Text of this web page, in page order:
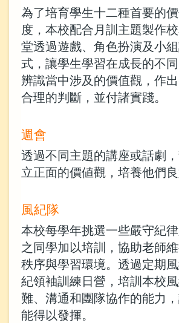
為了培育學生十二種首要的
度，本校配合月訓主題製作
堂透過遊戲、角色扮演及小
式，讓學生學習在成長的不
辨識當中涉及的價值觀，作
合理的判斷，並付諸實踐。
週會
透過不同主題的講座或話劇
立正面的價値觀，培養他們
風紀隊
本校每學年挑選一些嚴守紀
之同學加以培訓，協助老師
秩序與學習環境。透過定期
紀領袖訓練日營，培訓本校
難、溝通和團隊協作的能力
能得以發揮。